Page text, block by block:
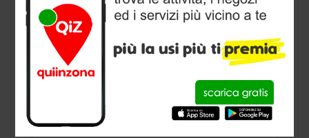
ottica a Genova, provincia di Genova
CONTATTI